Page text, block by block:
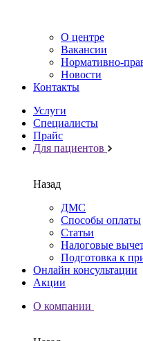
О центре
Вакансии
Нормативно-
Новости
Контакты
Услуги
Специалисты
Прайс
Для пациентов
Назад
ДМС
Способы оплаты
Статьи
Налоговые
Подготовка к
Онлайн консультации
Акции
О компании